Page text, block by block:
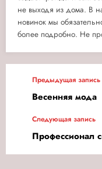
не выходя из дома. В
новинок мы
более подробно. Не
Предыдущая запись
Весенняя мода
Следующая запись
Профессионал